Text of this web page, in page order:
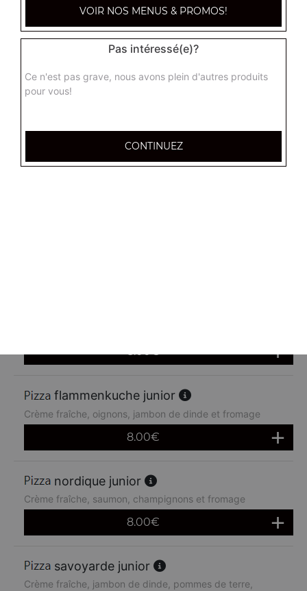
super royale junior
Tomate, jambon de dinde, champignons et mozzarella
8.00€
Tomate, poivrons et mozzarella
8.00€
8.00€
flammenkuche junior
Crème fraîche, oignons, jambon de dinde et fromage
8.00€
nordique junior
Crème fraîche, saumon, champignons et fromage
8.00€
savoyarde junior
Crème fraîche, jambon de dinde, pommes de terre,
VOIR NOS MENUS & PROMOS!
Pas intéressé(e)?
Ce n'est pas grave, nous avons plein d'autres produits
pour vous!
CONTINUEZ